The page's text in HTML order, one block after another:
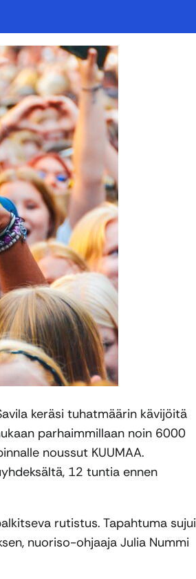
keräsi tuhatmäärin kävijöitä
parhaimmillaan noin 6000
noussut KUUMAA.
12 tuntia ennen
rutistus. Tapahtuma sujui
nuoriso-ohjaaja Julia Nummi